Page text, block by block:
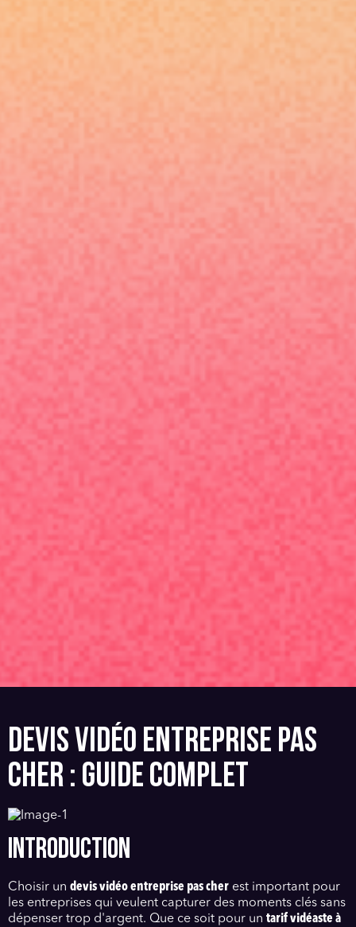
DEVIS VIDÉO ENTREPRISE PAS
CHER : GUIDE COMPLET
INTRODUCTION
Choisir un devis vidéo entreprise pas cher est important pour
les entreprises qui veulent capturer des moments clés sans
dépenser trop d'argent. Que ce soit pour un tarif vidéaste à